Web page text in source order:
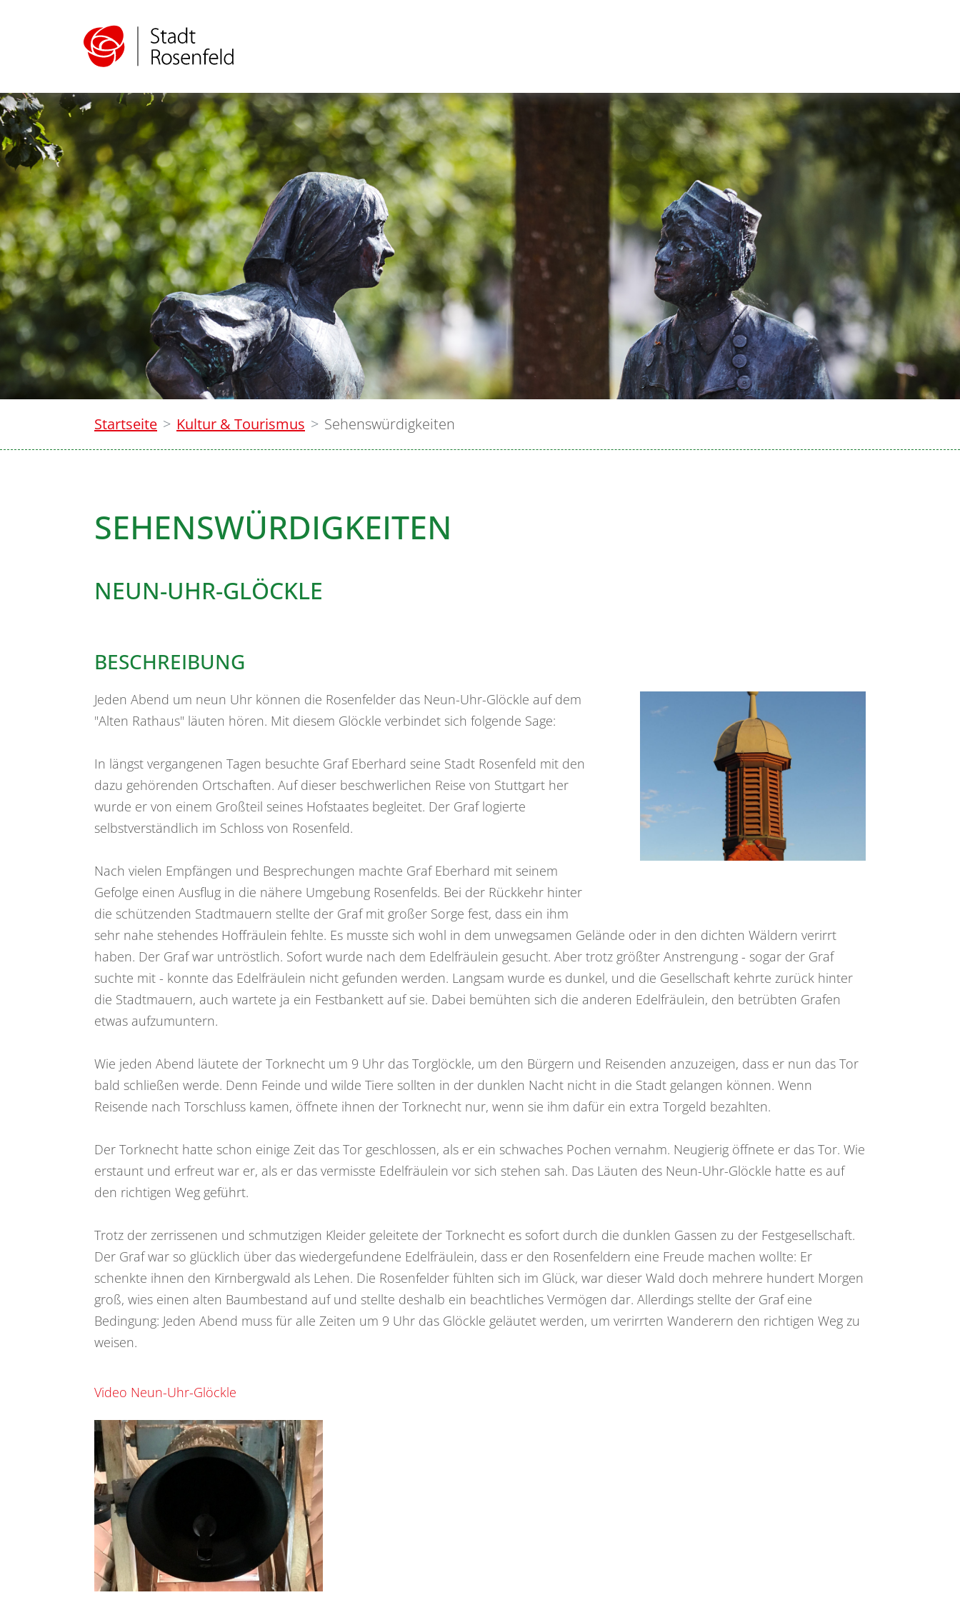
Startseite Kultur & Tourismus Sehenswürdigkeiten
SEHENSWÜRDIGKEITEN
NEUN-UHR-GLÖCKLE
BESCHREIBUNG
Jeden Abend um neun Uhr können die Rosenfelder das Neun-Uhr-Glöckle auf dem
"Alten Rathaus" läuten hören. Mit diesem Glöckle verbindet sich folgende Sage:
In längst vergangenen Tagen besuchte Graf Eberhard seine Stadt Rosenfeld mit den
dazu gehörenden Ortschaften. Auf dieser beschwerlichen Reise von Stuttgart her
wurde er von einem Großteil seines Hofstaates begleitet. Der Graf logierte
selbstverständlich im Schloss von Rosenfeld.
Nach vielen Empfängen und Besprechungen machte Graf Eberhard mit seinem
Gefolge einen Ausflug in die nähere Umgebung Rosenfelds. Bei der Rückkehr hinter
die schützenden Stadtmauern stellte der Graf mit großer Sorge fest, dass ein ihm
sehr nahe stehendes Hoffräulein fehlte. Es musste sich wohl in dem unwegsamen Gelände oder in den dichten Wäldern verirrt
haben. Der Graf war untröstlich. Sofort wurde nach dem Edelfräulein gesucht. Aber trotz größter Anstrengung - sogar der Graf
suchte mit - konnte das Edelfräulein nicht gefunden werden. Langsam wurde es dunkel, und die Gesellschaft kehrte zurück hinter
die Stadtmauern, auch wartete ja ein Festbankett auf sie. Dabei bemühten sich die anderen Edelfräulein, den betrübten Grafen
etwas aufzumuntern.
Wie jeden Abend läutete der Torknecht um 9 Uhr das Torglöckle, um den Bürgern und Reisenden anzuzeigen, dass er nun das Tor
bald schließen werde. Denn Feinde und wilde Tiere sollten in der dunklen Nacht nicht in die Stadt gelangen können. Wenn
Reisende nach Torschluss kamen, öffnete ihnen der Torknecht nur, wenn sie ihm dafür ein extra Torgeld bezahlten.
Der Torknecht hatte schon einige Zeit das Tor geschlossen, als er ein schwaches Pochen vernahm. Neugierig öffnete er das Tor. Wie
erstaunt und erfreut war er, als er das vermisste Edelfräulein vor sich stehen sah. Das Läuten des Neun-Uhr-Glöckle hatte es auf
den richtigen Weg geführt.
Trotz der zerrissenen und schmutzigen Kleider geleitete der Torknecht es sofort durch die dunklen Gassen zu der Festgesellschaft.
Der Graf war so glücklich über das wiedergefundene Edelfräulein, dass er den Rosenfeldern eine Freude machen wollte: Er
schenkte ihnen den Kirnbergwald als Lehen. Die Rosenfelder fühlten sich im Glück, war dieser Wald doch mehrere hundert Morgen
groß, wies einen alten Baumbestand auf und stellte deshalb ein beachtliches Vermögen dar. Allerdings stellte der Graf eine
Bedingung: Jeden Abend muss für alle Zeiten um 9 Uhr das Glöckle geläutet werden, um verirrten Wanderern den richtigen Weg zu
weisen.
Video Neun-Uhr-Glöckle